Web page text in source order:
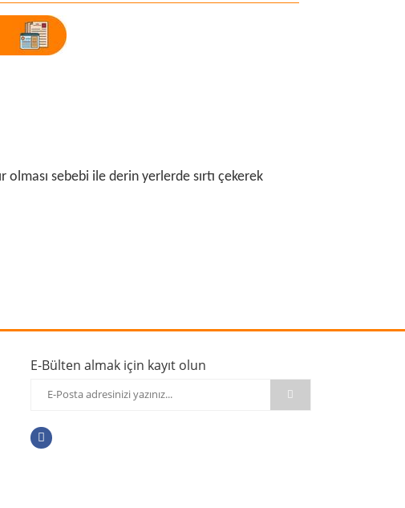
olması sebebi ile derin yerlerde sırtı çekerek
E-Bülten almak için kayıt olun